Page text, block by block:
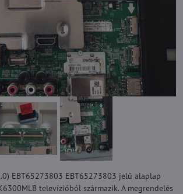
EBT65273803 EBT65273803 jelű alaplap
televízióból származik. A megrendelés